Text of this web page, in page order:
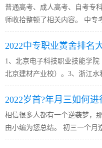
普通高考、成人高考、自考专
师收拾整顿了相关内容。 中专
文、数学、英语三门根蒂根基
2022中专职业黉舍排名
1、北京电子科技职业技能学
北京建材产业校）。3、浙江
院。8、广东省惠州商业黉舍
2022岁首?年月三如何进
相信很多人都有一个逆袭梦，
由小编为您总结。 初三一个月